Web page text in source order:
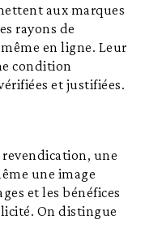
aux marques
rayons de
en ligne. Leur
condition
et justifiées.
une
une image
et les bénéfices
On distingue